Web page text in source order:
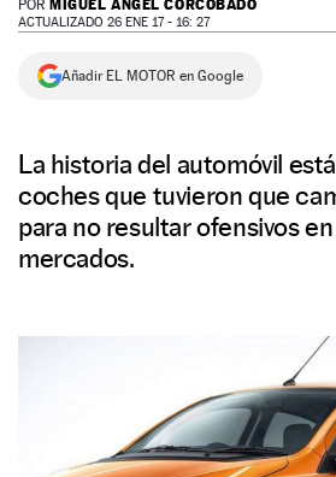
NEWSLETTER
POR MIGUEL ÁNGEL CORCOBADO
ACTUALIZADO 26 ENE 17 - 16: 27
Añadir EL MOTOR en Google
La historia del automóvil
coches que tuvieron que
para no resultar ofensivos
mercados.